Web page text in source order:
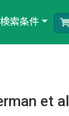
検索条件
et